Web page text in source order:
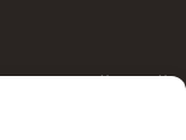
المدونة السريرية